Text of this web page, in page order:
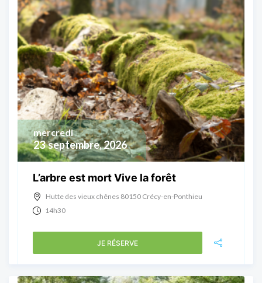
23 septembre, 2026
mercredi
L’arbre est mort Vive la forêt
Hutte des vieux chênes 80150 Crécy-en-Ponthieu
14h30
JE RÉSERVE